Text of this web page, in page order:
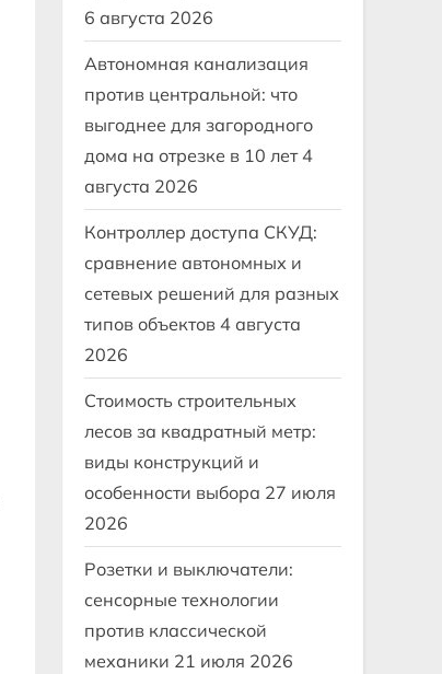
6 августа 2026
Автономная канализация
против центральной: что
выгоднее для загородного
дома на отрезке в 10 лет 4
августа 2026
Контроллер доступа СКУД:
сравнение автономных и
сетевых решений для разных
типов объектов 4 августа
2026
Стоимость строительных
лесов за квадратный метр:
виды конструкций и
особенности выбора 27 июля
2026
Розетки и выключатели:
сенсорные технологии
против классической
механики 21 июля 2026